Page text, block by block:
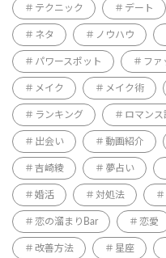
テクニック デート
ネタ ノウハウ
パワースポット ファ
メイク メイク術
ランキング ロマンス
出会い 動画紹介
吉崎綾 夢占い
婚活 対処法
恋の溜まりBar 恋愛
改善方法 星座